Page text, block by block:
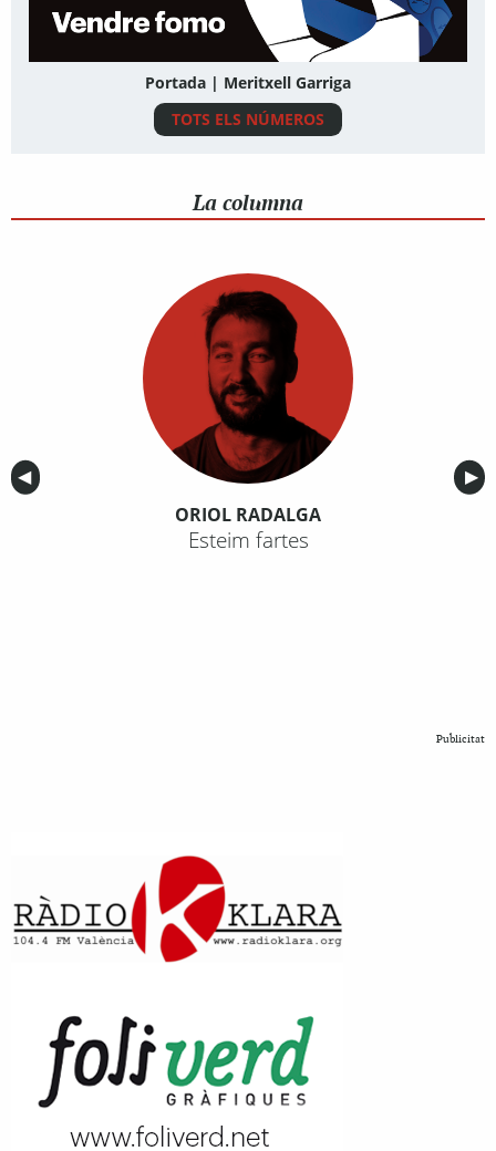
Portada | Meritxell Garriga
TOTS ELS NÚMEROS
La columna
Anterior
◀︎ ▶︎
ORIOL RADALGA
Esteim fartes
Publicitat